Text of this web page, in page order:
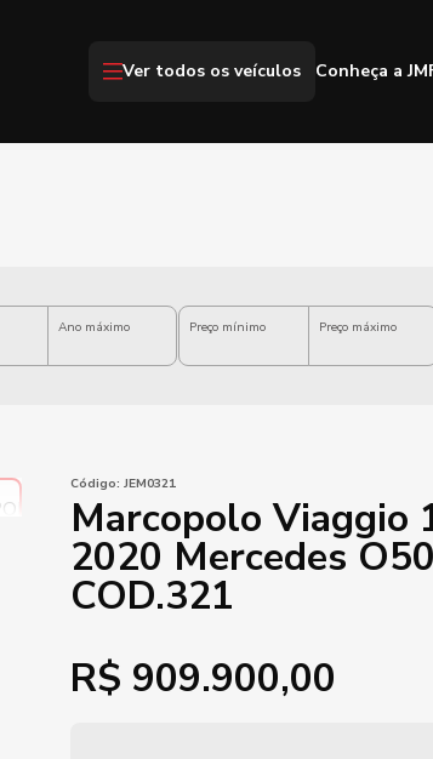
Ver todos os veículos Conheça a JM
Ano máximo Preço mínimo Preço máximo
Código: JEM0321
Marcopolo Viaggio
2020 Mercedes
COD.321
R$ 909.900,00